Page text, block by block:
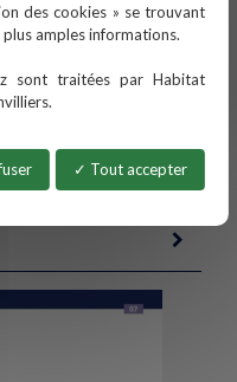
des cookies » se trouvant
amples informations.
sont traitées par Habitat
Tout accepter